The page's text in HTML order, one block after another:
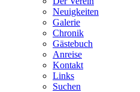
Neuigkeiten
Galerie
Chronik
Gästebuch
Anreise
Kontakt
Links
Suchen